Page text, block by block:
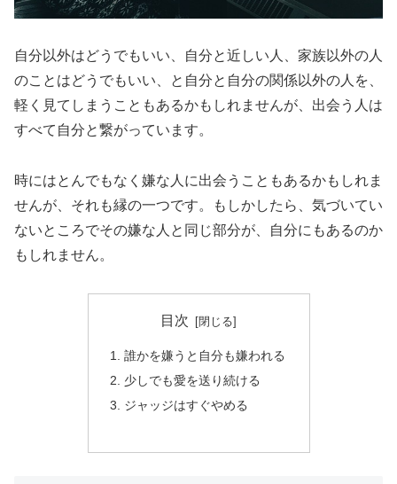
自分以外はどうでもいい、自分と近しい人、家族以外の人
のことはどうでもいい、と自分と自分の関係以外の人を、
軽く見てしまうこともあるかもしれませんが、出会う人は
すべて自分と繋がっています。
時にはとんでもなく嫌な人に出会うこともあるかもしれま
せんが、それも縁の一つです。もしかしたら、気づいてい
ないところでその嫌な人と同じ部分が、自分にもあるのか
もしれません。
目次
誰かを嫌うと自分も嫌われる
少しでも愛を送り続ける
ジャッジはすぐやめる